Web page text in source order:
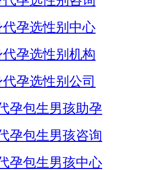
代孕选性别中心
孕选性别机构
孕选性别公司
孕包生男孩助孕
孕包生男孩咨询
孕包生男孩中心